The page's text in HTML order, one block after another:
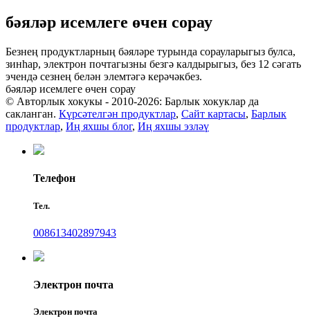
бәяләр исемлеге өчен сорау
Безнең продуктларның бәяләре турында сорауларыгыз булса,
зинһар, электрон почтагызны безгә калдырыгыз, без 12 сәгать
эчендә сезнең белән элемтәгә керәчәкбез.
бәяләр исемлеге өчен сорау
© Авторлык хокукы - 2010-2026: Барлык хокуклар да
сакланган. Күрсәтелгән продуктлар, Сайт картасы, Барлык
продуктлар, Иң яхшы блог, Иң яхшы эзләү
Телефон
Тел.
008613402897943
Электрон почта
Электрон почта